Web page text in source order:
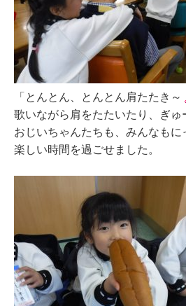
「とんとん、とんとん肩たたき～
歌いながら肩をたたいたり、ぎゅ
おじいちゃんたちも、みんなもに
楽しい時間を過ごせました。